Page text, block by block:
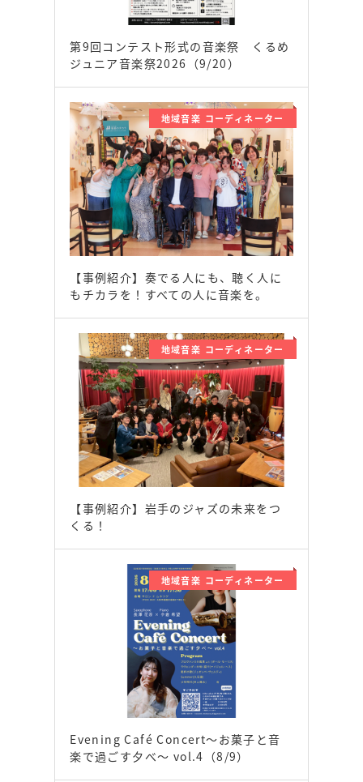
第9回コンテスト形式の音楽祭 くるめ
ジュニア音楽祭2026（9/20）
地域音楽 コーディネーター
【事例紹介】奏でる人にも、聴く人に
もチカラを！すべての人に音楽を。
地域音楽 コーディネーター
【事例紹介】岩手のジャズの未来をつ
くる！
地域音楽 コーディネーター
Evening Café Concert〜お菓子と音
楽で過ごす夕べ〜 vol.4（8/9）